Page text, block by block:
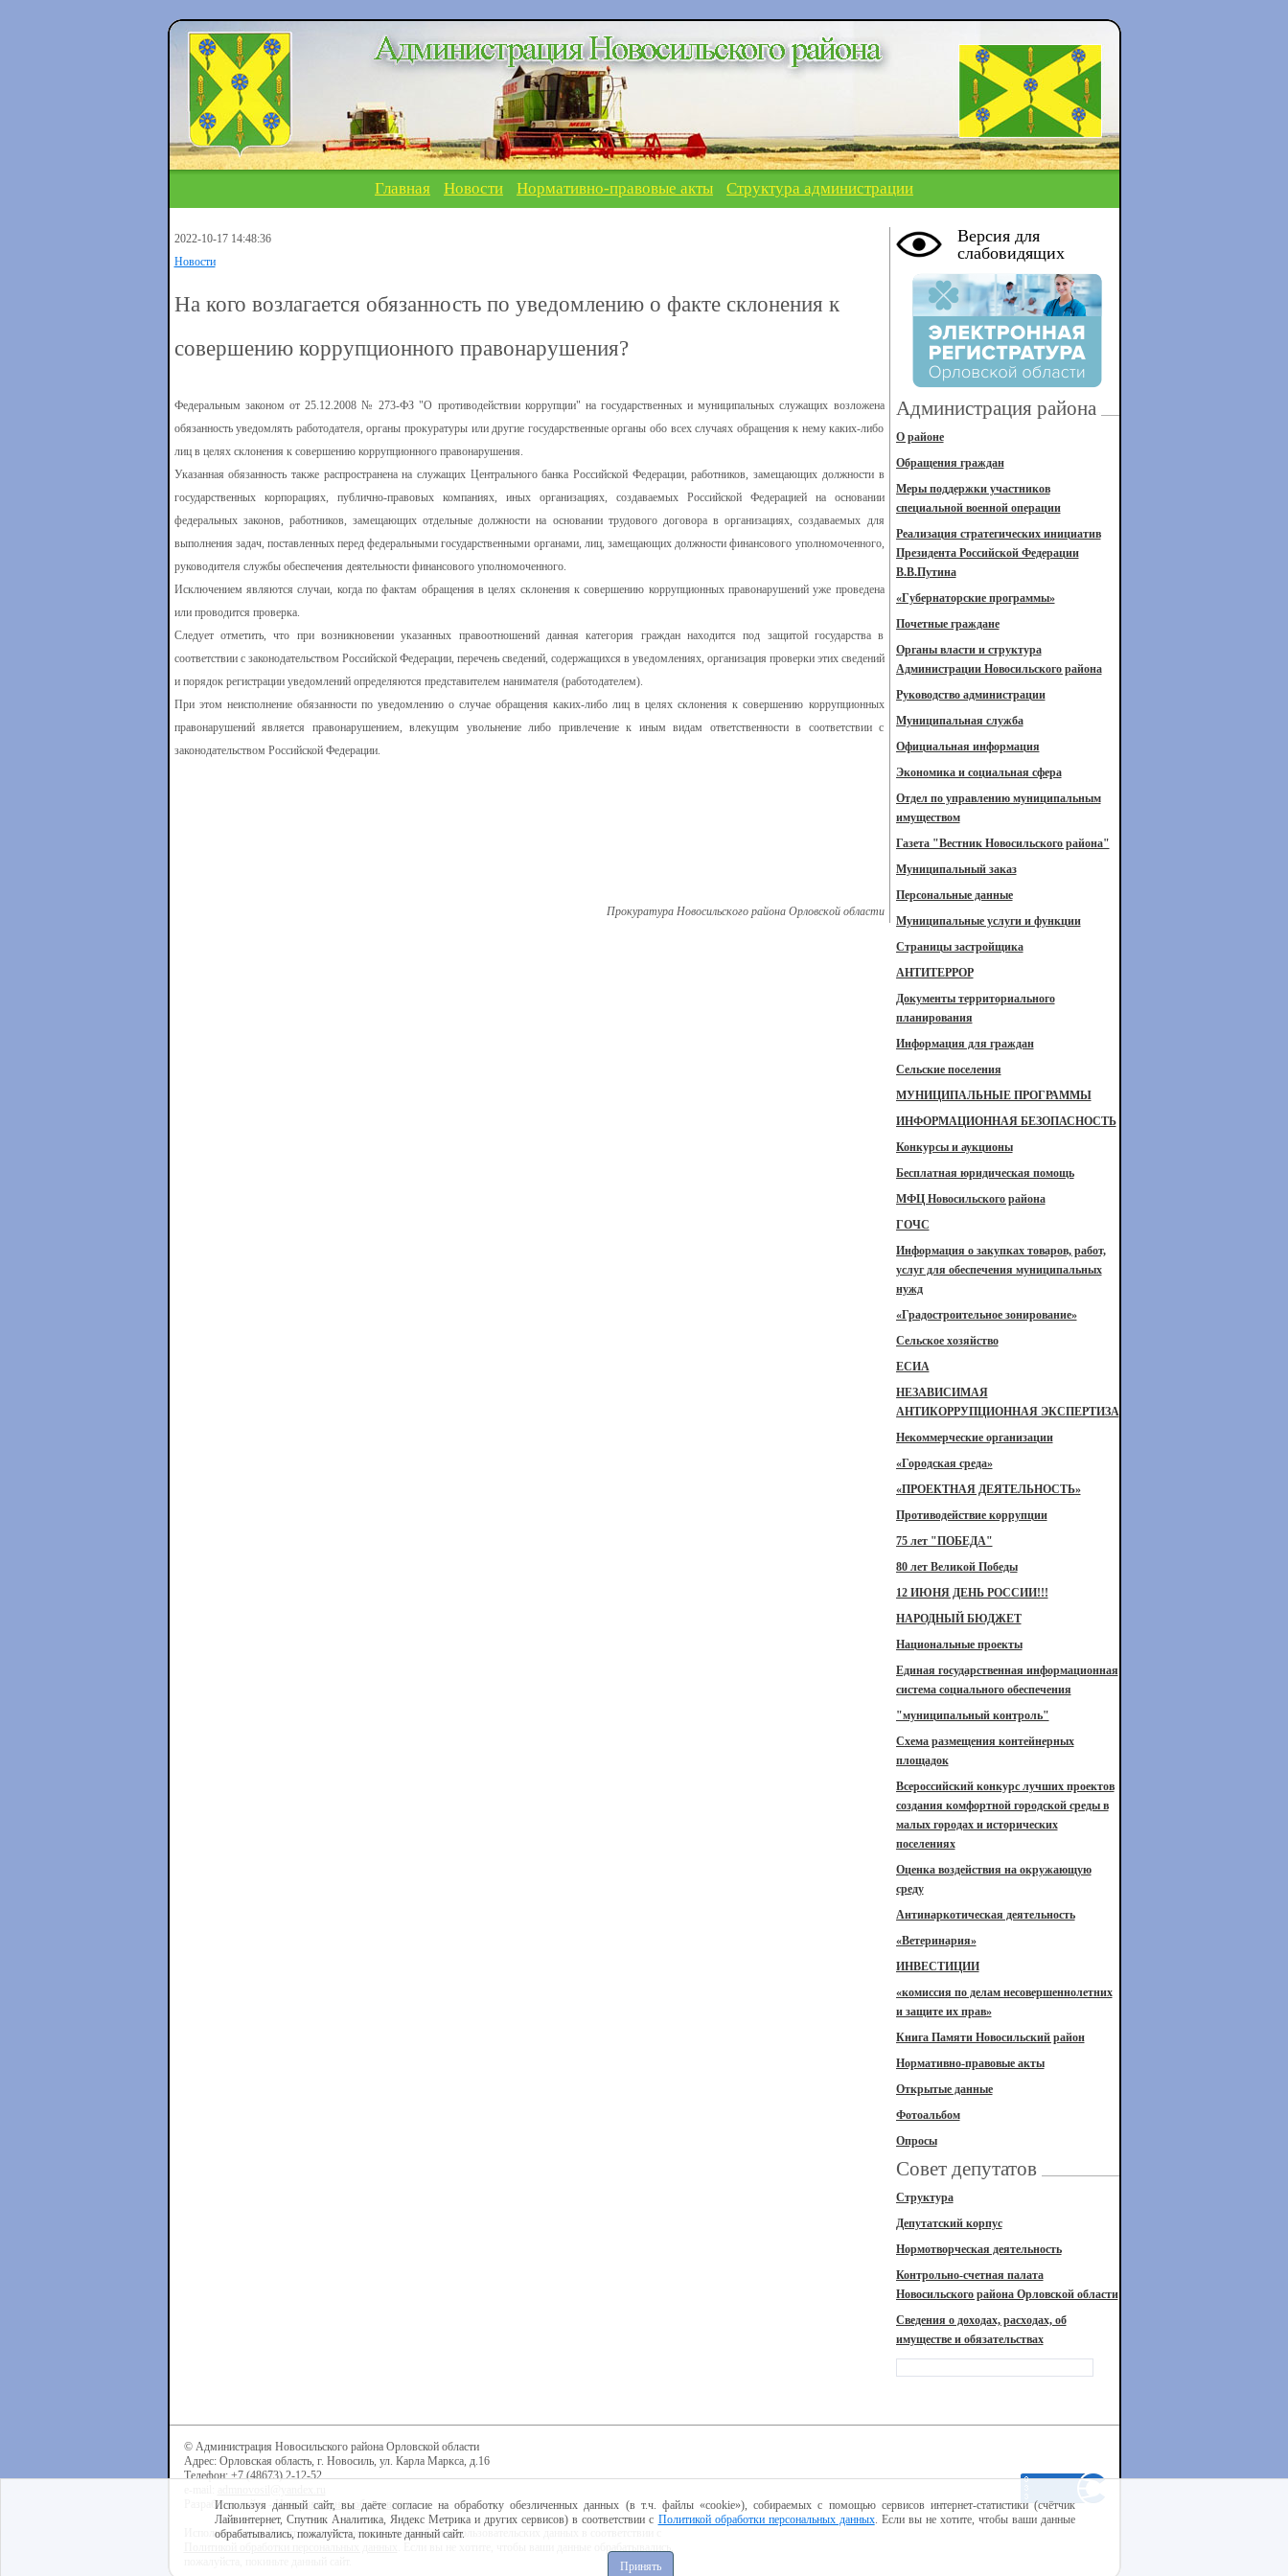
Главная Новости Нормативно-правовые акты Структура администрации
2022-10-17 14:48:36
Новости
На кого возлагается обязанность по уведомлению о факте склонения к
совершению коррупционного правонарушения?
Федеральным законом от 25.12.2008 № 273-ФЗ "О противодействии коррупции" на государственных и муниципальных служащих возложена
обязанность уведомлять работодателя, органы прокуратуры или другие государственные органы обо всех случаях обращения к нему каких-либо
лиц в целях склонения к совершению коррупционного правонарушения.
Указанная обязанность также распространена на служащих Центрального банка Российской Федерации, работников, замещающих должности в
государственных корпорациях, публично-правовых компаниях, иных организациях, создаваемых Российской Федерацией на основании
федеральных законов, работников, замещающих отдельные должности на основании трудового договора в организациях, создаваемых для
выполнения задач, поставленных перед федеральными государственными органами, лиц, замещающих должности финансового уполномоченного,
руководителя службы обеспечения деятельности финансового уполномоченного.
Исключением являются случаи, когда по фактам обращения в целях склонения к совершению коррупционных правонарушений уже проведена
или проводится проверка.
Следует отметить, что при возникновении указанных правоотношений данная категория граждан находится под защитой государства в
соответствии с законодательством Российской Федерации, перечень сведений, содержащихся в уведомлениях, организация проверки этих сведений
и порядок регистрации уведомлений определяются представителем нанимателя (работодателем).
При этом неисполнение обязанности по уведомлению о случае обращения каких-либо лиц в целях склонения к совершению коррупционных
правонарушений является правонарушением, влекущим увольнение либо привлечение к иным видам ответственности в соответствии с
законодательством Российской Федерации.
Прокуратура Новосильского района Орловской области
Версия для
слабовидящих
Администрация района
О районе
Обращения граждан
Меры поддержки участников
специальной военной операции
Реализация стратегических инициатив
Президента Российской Федерации
В.В.Путина
«Губернаторские программы»
Почетные граждане
Органы власти и структура
Администрации Новосильского района
Руководство администрации
Муниципальная служба
Официальная информация
Экономика и социальная сфера
Отдел по управлению муниципальным
имуществом
Газета "Вестник Новосильского района"
Муниципальный заказ
Персональные данные
Муниципальные услуги и функции
Страницы застройщика
АНТИТЕРРОР
Документы территориального
планирования
Информация для граждан
Сельские поселения
МУНИЦИПАЛЬНЫЕ ПРОГРАММЫ
ИНФОРМАЦИОННАЯ БЕЗОПАСНОСТЬ
Конкурсы и аукционы
Бесплатная юридическая помощь
МФЦ Новосильского района
ГОЧС
Информация о закупках товаров, работ,
услуг для обеспечения муниципальных
нужд
«Градостроительное зонирование»
Сельское хозяйство
ЕСИА
НЕЗАВИСИМАЯ
АНТИКОРРУПЦИОННАЯ ЭКСПЕРТИЗА
Некоммерческие организации
«Городская среда»
«ПРОЕКТНАЯ ДЕЯТЕЛЬНОСТЬ»
Противодействие коррупции
75 лет "ПОБЕДА"
80 лет Великой Победы
12 ИЮНЯ ДЕНЬ РОССИИ!!!
НАРОДНЫЙ БЮДЖЕТ
Национальные проекты
Единая государственная информационная
система социального обеспечения
"муниципальный контроль"
Схема размещения контейнерных
площадок
Всероссийский конкурс лучших проектов
создания комфортной городской среды в
малых городах и исторических
поселениях
Оценка воздействия на окружающую
среду
Антинаркотическая деятельность
«Ветеринария»
ИНВЕСТИЦИИ
«комиссия по делам несовершеннолетних
и защите их прав»
Книга Памяти Новосильский район
Нормативно-правовые акты
Открытые данные
Фотоальбом
Опросы
Совет депутатов
Структура
Депутатский корпус
Нормотворческая деятельность
Контрольно-счетная палата
Новосильского района Орловской области
Сведения о доходах, расходах, об
имуществе и обязательствах
© Администрация Новосильского района Орловской области
Адрес: Орловская область, г. Новосиль, ул. Карла Маркса, д.16
Телефон: +7 (48673) 2-12-52
Разработка сайта -Центр интернет-образования
Используя данный сайт, вы даёте согласие на обработку пользовательских данных в соответствии с
Используя данный сайт, вы даёте согласие на обработку обезличенных данных (в т.ч. файлы «cookie»), собираемых с помощью сервисов интернет-статистики (счётчик
Лайвинтернет, Спутник Аналитика, Яндекс Метрика и других сервисов) в соответствии с Политикой обработки персональных данных. Если вы не хотите, чтобы ваши данные
обрабатывались, пожалуйста, покиньте данный сайт.
Принять